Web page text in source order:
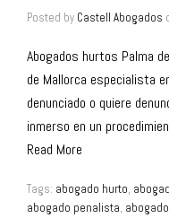
Posted by Castell Abogados
Abogados hurtos Palma
de Mallorca especialista
denunciado o quiere
inmerso en un
Read More
Tags: abogado hurto,
abogado penalista,